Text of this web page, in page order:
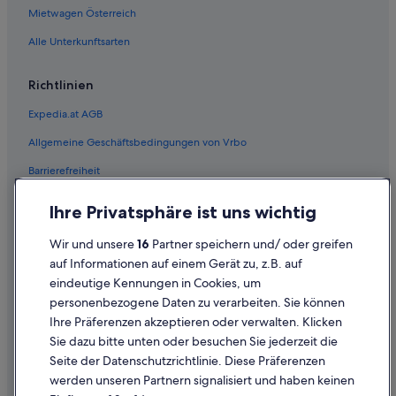
Aparthotels in Semmering
Ferienwohnungen in Semmering
All-Inclusive- in Semmering
Familien in Semmering
Historische in Semmering
Hotels mit Fitnessbereich in Semmering
Hotels mit Frühstück in Semmering
Hotels mit Parkplatz in Semmering
Hotels mit Pool in Semmering
Mietwagen Österreich
Alle Unterkunftsarten
Richtlinien
Expedia.at AGB
Allgemeine Geschäftsbedingungen von Vrbo
Barrierefreiheit
Rechtliche Hinweise/Kontakt
Inhaltsrichtlinien und Melden von Inhalten
Hilfe
Hilfe
Ihre Privatsphäre ist uns wichtig
Wir und unsere16 Partner speichern und/ oder greifen
auf Informationen auf einem Gerät zu, z.B. auf
eindeutige Kennungen in Cookies, um
personenbezogene Daten zu verarbeiten. Sie können
Ihre Präferenzen akzeptieren oder verwalten. Klicken
Sie dazu bitte unten oder besuchen Sie jederzeit die
Seite der Datenschutzrichtlinie. Diese Präferenzen
werden unseren Partnern signalisiert und haben keinen